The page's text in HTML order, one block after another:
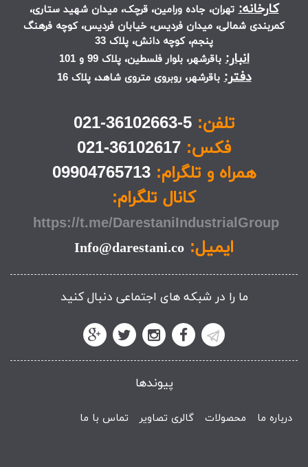
کارخانه: تهران، جاده ورامین، قرچک، میدان شهید ستاری،
کمربندی شمالی، میدان فردیس، خیابان فردیس، کوچه فرهنگ
پنجم، کوچه دانش، پلاک 33
انبار: باقرشهر، بلوار فلسطین، پلاک 99 و 101
دفتر: باقرشهر، روبروی متروی شاهد، پلاک 16
تلفن:5-36102663-021
فکس: 36102617-021
همراه و تلگرام: 09904765713
کانال تلگرام:
https://t.me/DarestaniIndustrialGroup
ایمیل: Info@darestani.co
ما را در شبکه های اجتماعی دنبال کنید
پیوندها
درباره ما محصولات گالری تصاویر تماس با ما